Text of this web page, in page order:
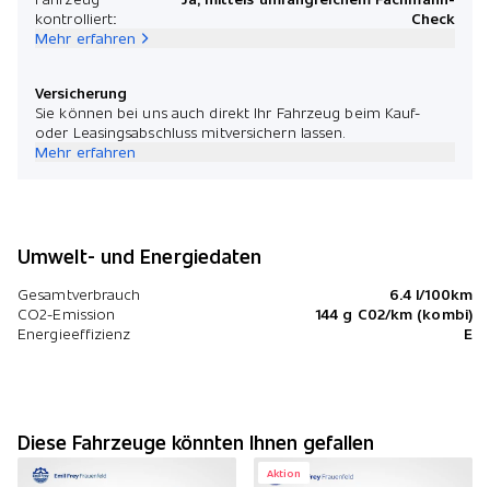
kontrolliert:
Check
Mehr erfahren
Versicherung
Sie können bei uns auch direkt Ihr Fahrzeug beim Kauf-
oder Leasingsabschluss mitversichern lassen.
Mehr erfahren
Umwelt- und Energiedaten
Gesamtverbrauch
6.4 l/100km
CO2-Emission
144 g C02/km (kombi)
Energieeffizienz
E
Diese Fahrzeuge könnten Ihnen gefallen
Aktion